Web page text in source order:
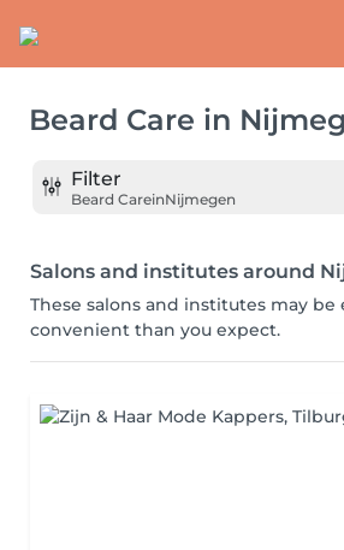
Beard Care in
Filter
Beard CareinNijmegen
Salons and institutes around
These salons and institutes may be
convenient than you expect.